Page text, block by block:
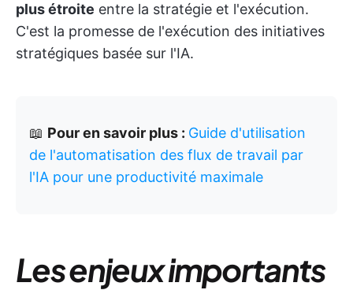
plus étroite entre la stratégie et l'exécution.
C'est la promesse de l'exécution des initiatives
stratégiques basée sur l'IA.
📖 Pour en savoir plus : Guide d'utilisation
de l'automatisation des flux de travail par
l'IA pour une productivité maximale
Les enjeux importants